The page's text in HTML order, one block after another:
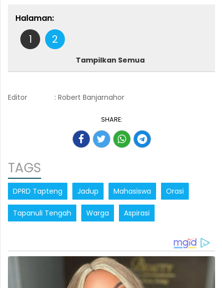
Halaman:
1 2
Tampilkan Semua
Editor : Robert Banjarnahor
SHARE:
TAGS
DPRD Tapteng Jadup Mahasiswa Orasi
Tapanuli Tengah Warga Aspirasi